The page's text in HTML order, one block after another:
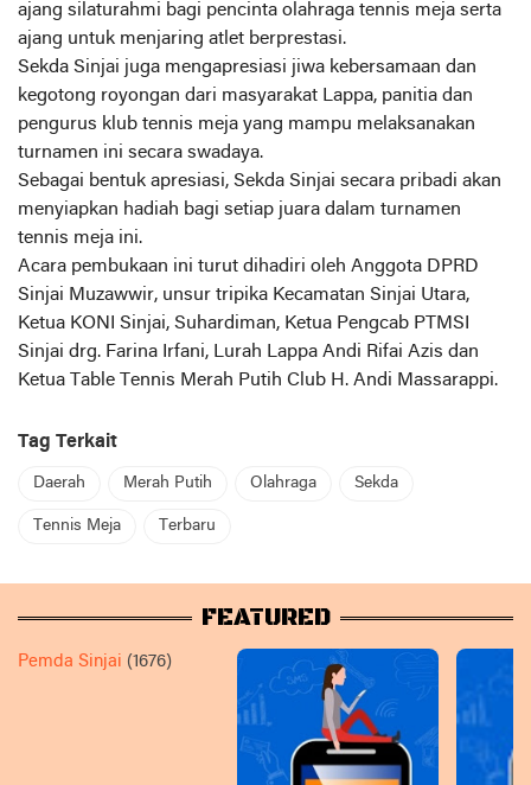
ajang silaturahmi bagi pencinta olahraga tennis meja serta
ajang untuk menjaring atlet berprestasi.
Sekda Sinjai juga mengapresiasi jiwa kebersamaan dan
kegotong royongan dari masyarakat Lappa, panitia dan
pengurus klub tennis meja yang mampu melaksanakan
turnamen ini secara swadaya.
Sebagai bentuk apresiasi, Sekda Sinjai secara pribadi akan
menyiapkan hadiah bagi setiap juara dalam turnamen
tennis meja ini.
Acara pembukaan ini turut dihadiri oleh Anggota DPRD
Sinjai Muzawwir, unsur tripika Kecamatan Sinjai Utara,
Ketua KONI Sinjai, Suhardiman, Ketua Pengcab PTMSI
Sinjai drg. Farina Irfani, Lurah Lappa Andi Rifai Azis dan
Ketua Table Tennis Merah Putih Club H. Andi Massarappi.
Tag Terkait
Daerah Merah Putih Olahraga Sekda
Tennis Meja Terbaru
FEATURED
Pemda Sinjai (1676)